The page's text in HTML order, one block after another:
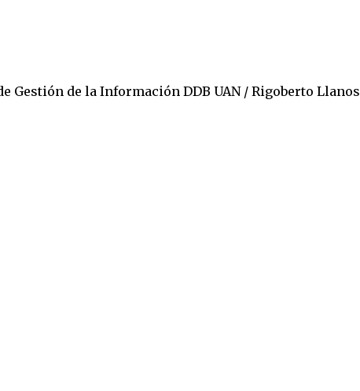
Gestión de la Información DDB UAN / Rigoberto Llanos